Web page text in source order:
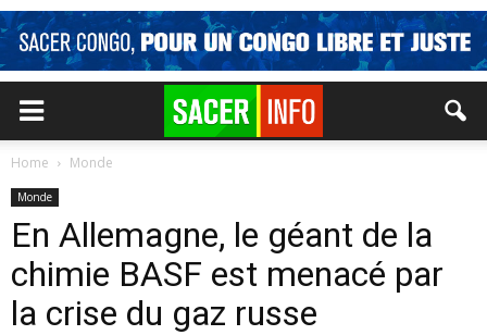
Home Monde
Monde
En Allemagne, le géant de la
chimie BASF est menacé par
la crise du gaz russe